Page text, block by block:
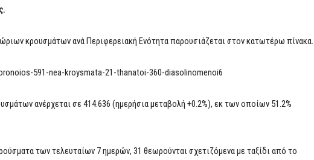
κρουσμάτων ανά Περιφερειακή Ενότητα παρουσιάζεται στον κατωτέρω πίνακα.
ανέρχεται σε 414.636 (ημερήσια μεταβολή +0.2%), εκ των οποίων 51.2%
των τελευταίων 7 ημερών, 31 θεωρούνται σχετιζόμενα με ταξίδι από το